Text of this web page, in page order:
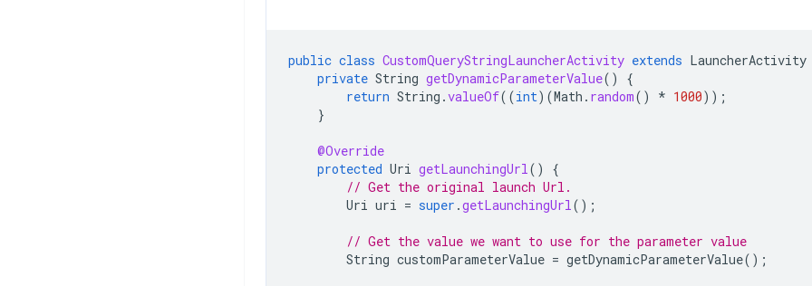
public class CustomQueryStringLauncherActivity extends LauncherActivity
private String getDynamicParameterValue()
{
return String .valueOf((int)(Math . random() * 1000));
}
@Override
protected Uri getLaunchingUrl()
{
// Get the original launch Url.
Uri uri = super .getLaunchingUrl();
// Get the value we want to use for the parameter value
String customParameterValue = getDynamicParameterValue();